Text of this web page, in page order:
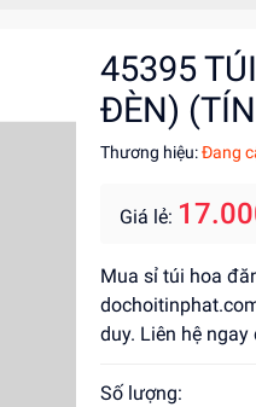
45395
ĐÈN)
Thương hiệu:Đang
Giá lẻ:
Mua sỉ túi hoa
duy. Liên hệ ngay
Số lượng: